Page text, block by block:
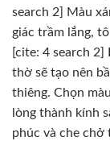
search 2] Màu
giác trầm lắng,
[cite: 4 search 2]
thờ sẽ tạo nên
thiêng. Chọn
lòng thành kính
phúc và che